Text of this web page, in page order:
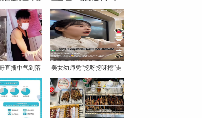
罚
直播中气到落
泪
美女幼师凭“挖呀挖呀挖”走